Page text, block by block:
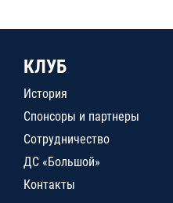
КЛУБ
История
Спонсоры и партнеры
Сотрудничество
ДС «Большой»
Контакты